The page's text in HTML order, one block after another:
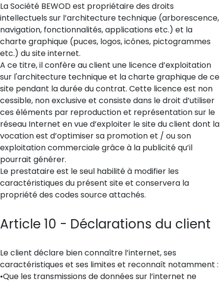
La Société BEWOD est propriétaire des droits
intellectuels sur l’architecture technique (arborescence,
navigation, fonctionnalités, applications etc.) et la
charte graphique (puces, logos, icônes, pictogrammes
etc.) du site internet.
A ce titre, il confère au client une licence d’exploitation
sur l'architecture technique et la charte graphique de ce
site pendant la durée du contrat. Cette licence est non
cessible, non exclusive et consiste dans le droit d’utiliser
ces éléments par reproduction et représentation sur le
réseau Internet en vue d’exploiter le site du client dont la
vocation est d’optimiser sa promotion et / ou son
exploitation commerciale grâce à la publicité qu’il
pourrait générer.
Le prestataire est le seul habilité à modifier les
caractéristiques du présent site et conservera la
propriété des codes source attachés.
Article 10 - Déclarations du client
Le client déclare bien connaître l’internet, ses
caractéristiques et ses limites et reconnaît notamment :
•Que les transmissions de données sur l’internet ne